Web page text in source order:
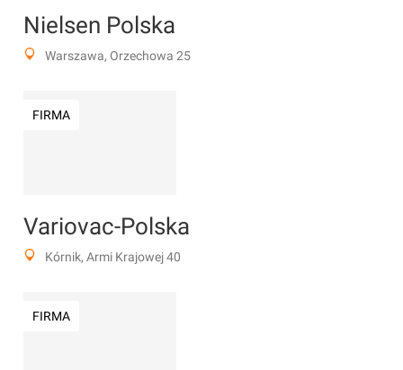
Nielsen Polska
Warszawa, Orzechowa 25
FIRMA
Variovac-Polska
Kórnik, Armi Krajowej 40
FIRMA